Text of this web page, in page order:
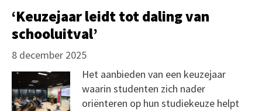
‘Keuzejaar leidt tot daling van
schooluitval’
8 december 2025
Het aanbieden van een keuzejaar
waarin studenten zich nader
oriënteren op hun studiekeuze helpt